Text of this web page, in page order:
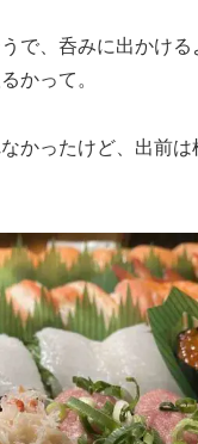
で、呑みに出かけ
かって。
かったけど、出前は